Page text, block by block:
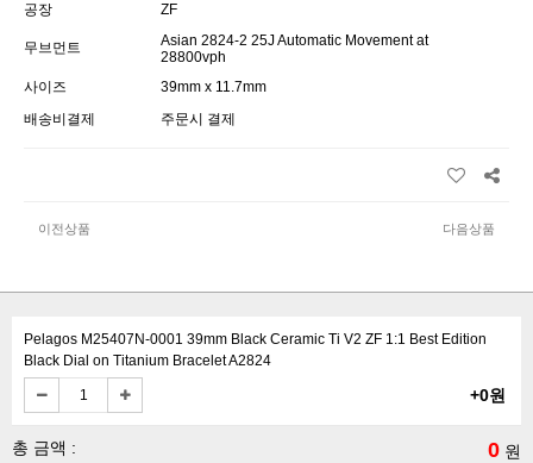
공장 ZF
무브먼트
Asian 2824-2 25J Automatic Movement at
28800vph
사이즈
39mm x 11.7mm
배송비결제
주문시 결제
이전상품 다음상품
Pelagos M25407N-0001 39mm Black Ceramic Ti V2 ZF 1:1 Best Edition
Black Dial on Titanium Bracelet A2824
+0원
총 금액 : 0 원